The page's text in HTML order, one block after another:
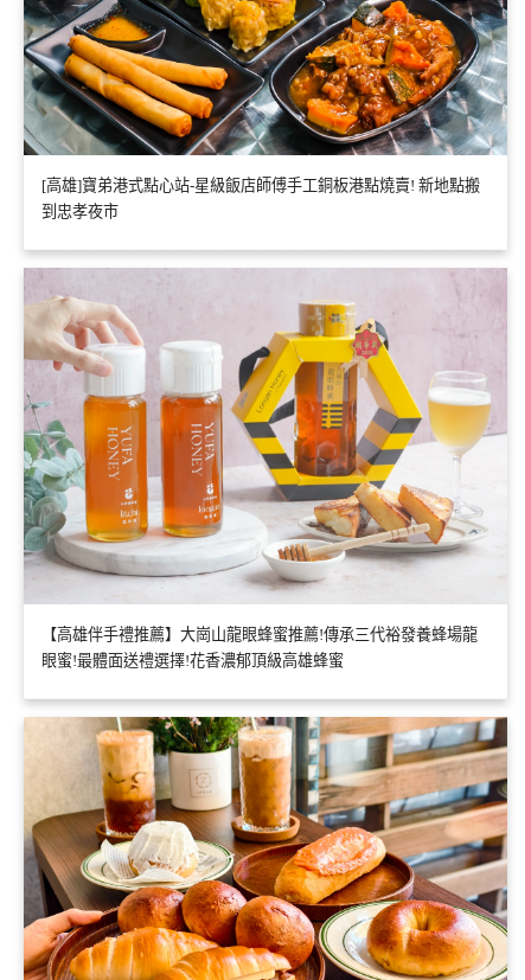
[高雄]寶弟港式點心站-星級飯店師傅手工銅板港點燒賣! 新地點搬
到忠孝夜市
【高雄伴手禮推薦】大崗山龍眼蜂蜜推薦!傳承三代裕發養蜂場龍
眼蜜!最體面送禮選擇!花香濃郁頂級高雄蜂蜜